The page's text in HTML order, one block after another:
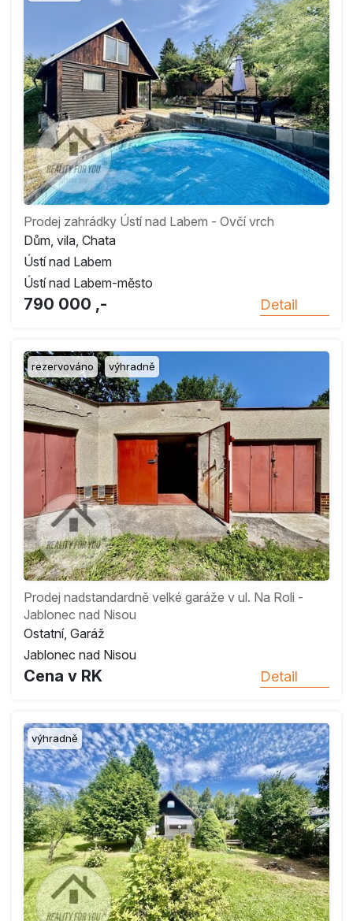
Prodej zahrádky Ústí nad Labem - Ovčí vrch
Dům, vila, Chata
Ústí nad Labem
Ústí nad Labem-město
790 000 ,- Detail
rezervováno výhradně
Prodej nadstandardně velké garáže v ul. Na Roli -
Jablonec nad Nisou
Ostatní, Garáž
Jablonec nad Nisou
Cena v RK Detail
výhradně